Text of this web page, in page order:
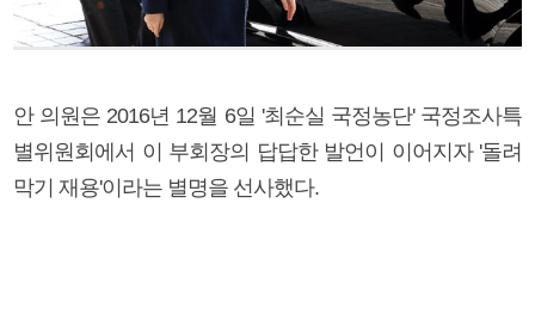
안 의원은 2016년 12월 6일 '최순실 국정농단' 국정조사특
별위원회에서 이 부회장의 답답한 발언이 이어지자 '돌려
막기 재용'이라는 별명을 선사했다.